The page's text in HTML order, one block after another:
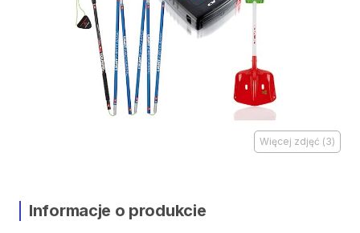
Więcej zdjęć (3)
Informacje o produkcie